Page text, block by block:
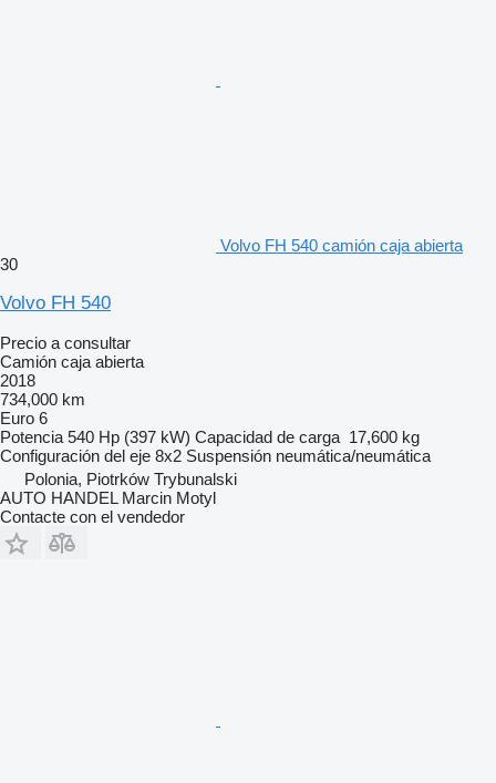
Volvo FH 540 camión caja abierta
30
Volvo FH 540
Precio a consultar
Camión caja abierta
2018
734,000 km
Euro 6
Potencia 540 Hp (397 kW) Capacidad de carga 17,600 kg
Configuración del eje 8x2 Suspensión neumática/neumática
Polonia, Piotrków Trybunalski
AUTO HANDEL Marcin Motyl
Contacte con el vendedor